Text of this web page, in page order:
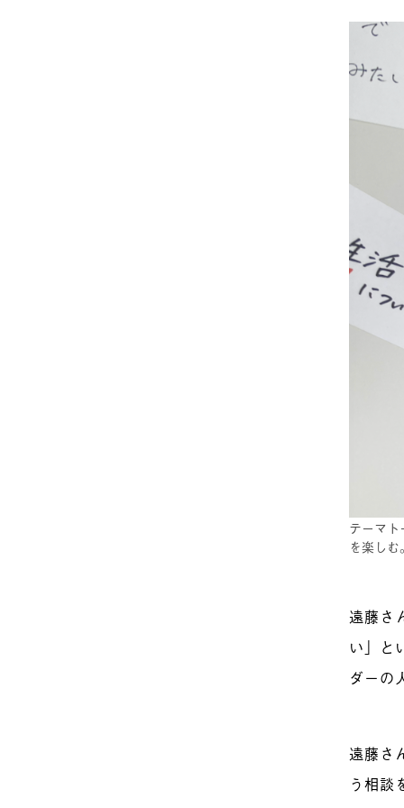
テーマ
を楽しむ
遠藤さ
い」と
ダーの
遠藤さ
う相談